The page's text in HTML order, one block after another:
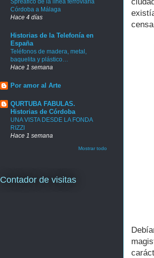
Córdoba a Málaga
Hace 4 días
Historias de la Telefonía en
España
Teléfonos de madera, metal,
baquelita y plástico…
Hace 1 semana
Por amor al Arte
QURTUBA FABULAS.
Historias de Córdoba
UNA VISTA DESDE LA FONDA
RIZZI
Hace 1 semana
Mostrar todo
Contador de visitas